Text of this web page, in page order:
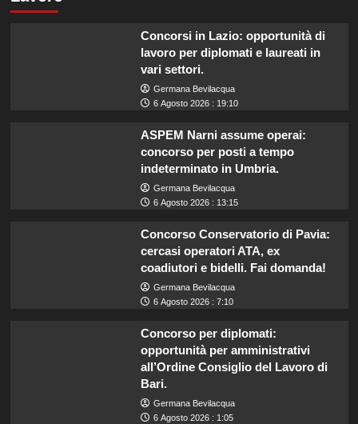
Concorsi in Lazio: opportunità di
lavoro per diplomati e laureati in
vari settori.
Germana Bevilacqua
6 Agosto 2026 : 19:10
ASPEM Narni assume operai:
concorso per posti a tempo
indeterminato in Umbria.
Germana Bevilacqua
6 Agosto 2026 : 13:15
Concorso Conservatorio di Pavia:
cercasi operatori ATA, ex
coadiutori e bidelli. Fai domanda!
Germana Bevilacqua
6 Agosto 2026 : 7:10
Concorso per diplomati:
opportunità per amministrativi
all’Ordine Consiglio del Lavoro di
Bari.
Germana Bevilacqua
6 Agosto 2026 : 1:05